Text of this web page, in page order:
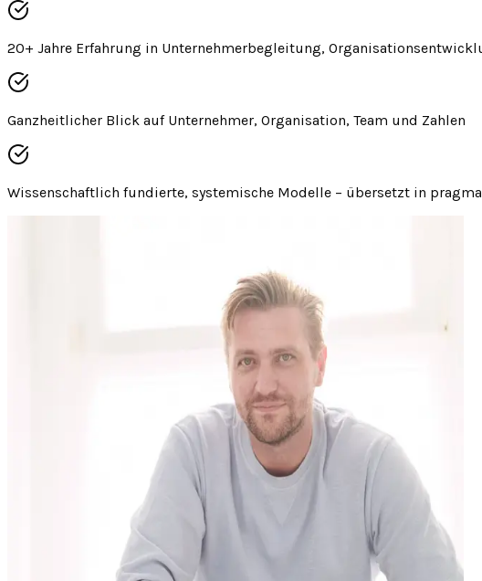
20+ Jahre Erfahrung in Unternehmerbegleitung,
Ganzheitlicher Blick auf Unternehmer, Organisation, Team und Zahlen
Wissenschaftlich fundierte, systemische Modelle – übersetzt in